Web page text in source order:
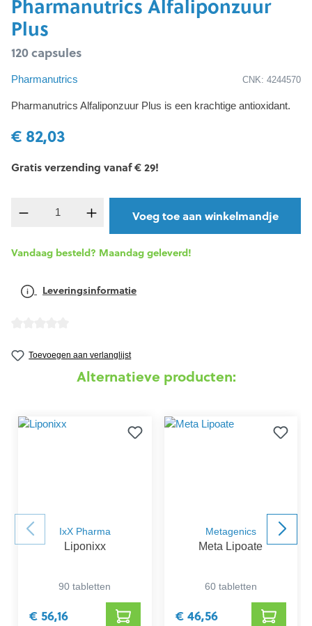
Pharmanutrics Alfaliponzuur
Plus
120 capsules
Pharmanutrics CNK: 4244570
Pharmanutrics Alfaliponzuur Plus is een krachtige antioxidant.
€ 82,03
Gratis verzending vanaf € 29!
component.product.quantitySelect.legend
Voeg toe aan winkelmandje
Vandaag besteld? Maandag geleverd!
Leveringsinformatie
Toevoegen aan verlanglijst
Alternatieve producten:
IxX Pharma
Liponixx
90 tabletten
€ 56,16
Metagenics
Meta Lipoate
60 tabletten
€ 46,56